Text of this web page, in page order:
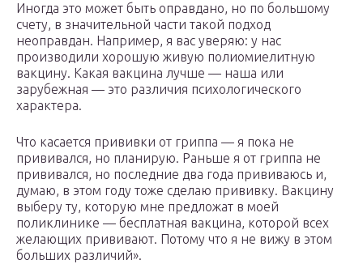
Иногда это может быть оправдано, но по большому
счету, в значительной части такой подход
неоправдан. Например, я вас уверяю: у нас
производили хорошую живую полиомиелитную
вакцину. Какая вакцина лучше — наша или
зарубежная — это различия психологического
характера.
Что касается прививки от гриппа — я пока не
прививался, но планирую. Раньше я от гриппа не
прививался, но последние два года прививаюсь и,
думаю, в этом году тоже сделаю прививку. Вакцину
выберу ту, которую мне предложат в моей
поликлинике — бесплатная вакцина, которой всех
желающих прививают. Потому что я не вижу в этом
больших различий».